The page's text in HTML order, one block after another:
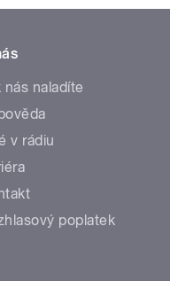
nás naladíte
v rádiu
poplatek